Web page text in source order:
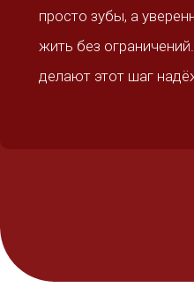
просто зубы, а
жить без
делают этот шаг